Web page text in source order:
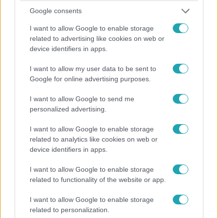
Google consents
I want to allow Google to enable storage
related to advertising like cookies on web or
device identifiers in apps.
I want to allow my user data to be sent to
Google for online advertising purposes.
I want to allow Google to send me
personalized advertising.
I want to allow Google to enable storage
related to analytics like cookies on web or
device identifiers in apps.
I want to allow Google to enable storage
related to functionality of the website or app.
I want to allow Google to enable storage
related to personalization.
Oltári csajok
2018. március 19. 19:30
Hajni: ˝Mióta hazudoztok a pofámba?˝
Angéla már épp készült bevallani, hogy mi van közte és
Hajninak címezve. A teljes adásért kattints IDE!